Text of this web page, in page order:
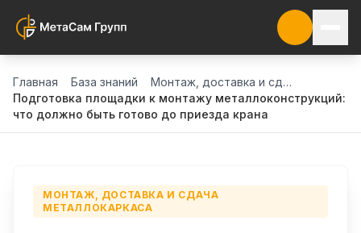
Главная База знаний
Монтаж, доставка и сдача металлокаркаса
Подготовка площадки к монтажу металлоконструкций:
что должно быть готово до приезда крана
МОНТАЖ, ДОСТАВКА И СДАЧА
МЕТАЛЛОКАРКАСА